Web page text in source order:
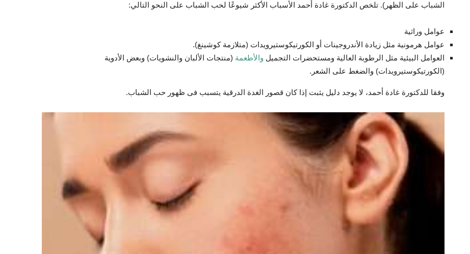
الشباب على الظهر). تلخص الدكتورة غادة أحمد الأسباب الأكثر شيوعًا لحب الشباب على النحو التالي:
عوامل وراثية
عوامل هرمونية مثل زيادة الأندروجينات أو الكورتيكوستيرويدات (متلازمة كوشينغ).
العوامل البيئية مثل الرطوبة العالية ومستحضرات التجميل والأطعمة (منتجات الألبان والنشويات) وبعض الأدوية
(الكورتيكوستيرويدات) والضغط على الشعر.
وفقا للدكتورة غادة أحمد، لا يوجد دليل يثبت إذا كان قصور الغدة الدرقية يتسبب فى ظهور حب الشباب.